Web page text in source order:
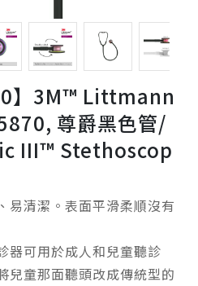
】3M™ Littmann
尊爵黑色管/
III™ Stethoscop
易清潔。表面平滑柔順沒有
器可用於成人和兒童聽診
兒童那面聽頭改成傳統型的